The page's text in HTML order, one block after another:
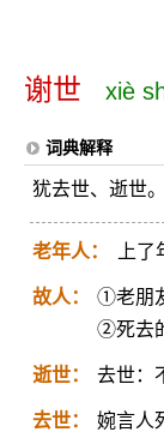
谢世 xiè
词典解释
犹去世、逝世
老年人： 上
故人：
①老朋
②死去
逝世： 去世：
去世： 婉言人